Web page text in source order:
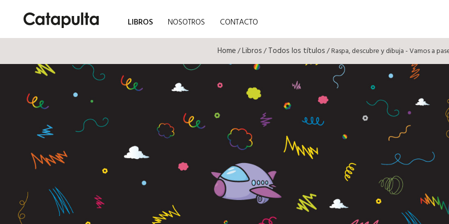
LIBROS NOSOTROS CONTACTO
Home/Libros/Todos los títulos/ Raspa, descubre y dibuja - Vamos a